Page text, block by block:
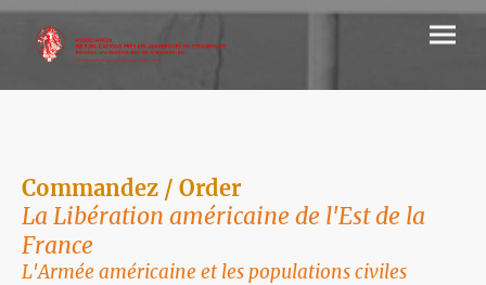
Commandez / Order
La Libération américaine de l'Est de la
France
L'Armée américaine et les populations civiles